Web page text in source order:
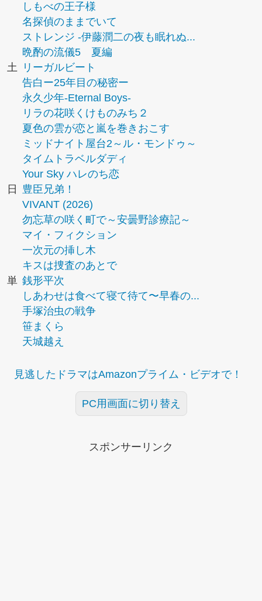
しもべの王子様
名探偵のままでいて
ストレンジ -伊藤潤二の夜も眠れぬ...
晩酌の流儀5 夏編
土
リーガルビート
告白ー25年目の秘密ー
永久少年-Eternal Boys-
リラの花咲くけものみち２
夏色の雲が恋と嵐を巻きおこす
ミッドナイト屋台2～ル・モンドゥ～
タイムトラベルダディ
Your Sky ハレのち恋
日
豊臣兄弟！
VIVANT (2026)
勿忘草の咲く町で～安曇野診療記～
マイ・フィクション
一次元の挿し木
キスは捜査のあとで
単 銭形平次
しあわせは食べて寝て待て〜早春の...
手塚治虫の戦争
笹まくら
天城越え
見逃したドラマはAmazonプライム・ビデオで！
PC用画面に切り替え
スポンサーリンク